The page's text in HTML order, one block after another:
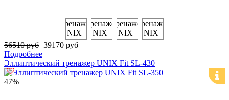
56510 руб 39170 руб
Подробнее
Эллиптический тренажер UNIX Fit SL-430
47%